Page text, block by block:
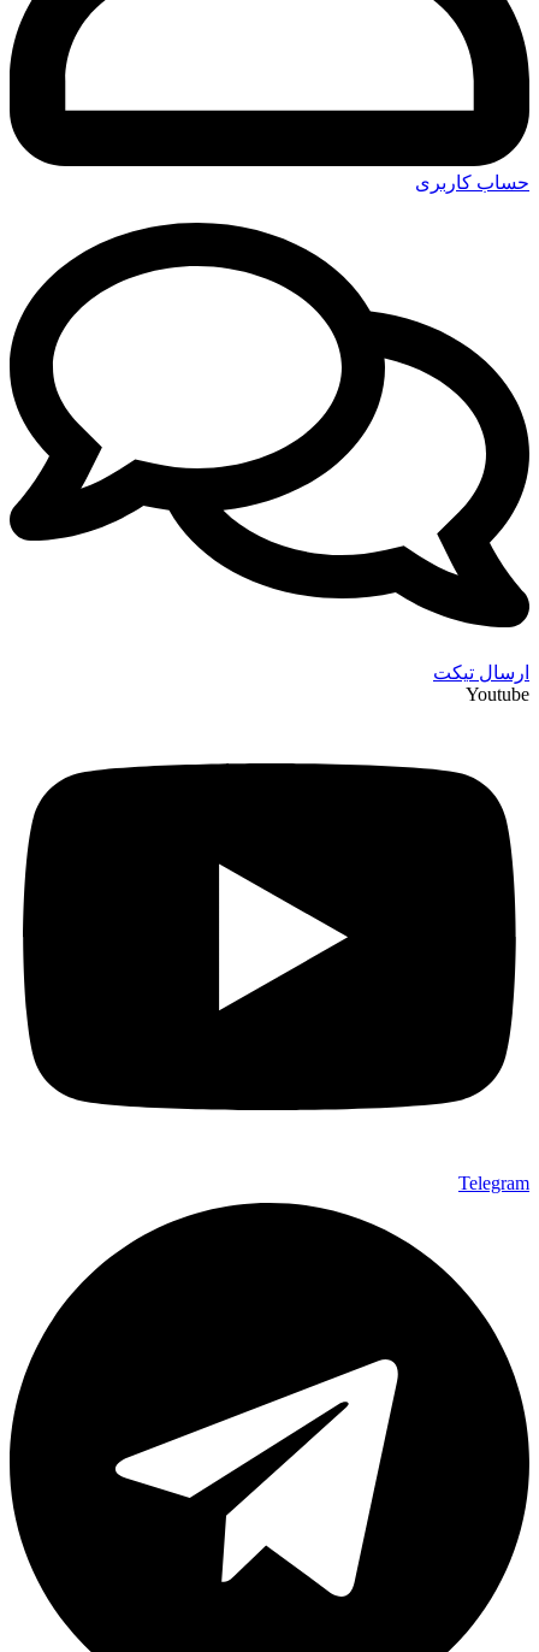
حساب کاربری
ارسال تیکت
Youtube
Telegram